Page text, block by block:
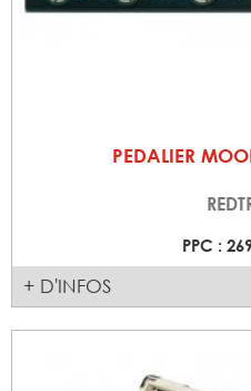
PEDALIER
PPC :
+ D'INFOS